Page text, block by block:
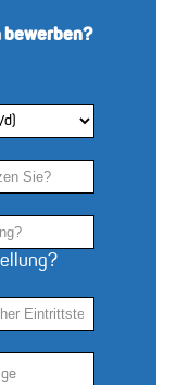
bewerben?